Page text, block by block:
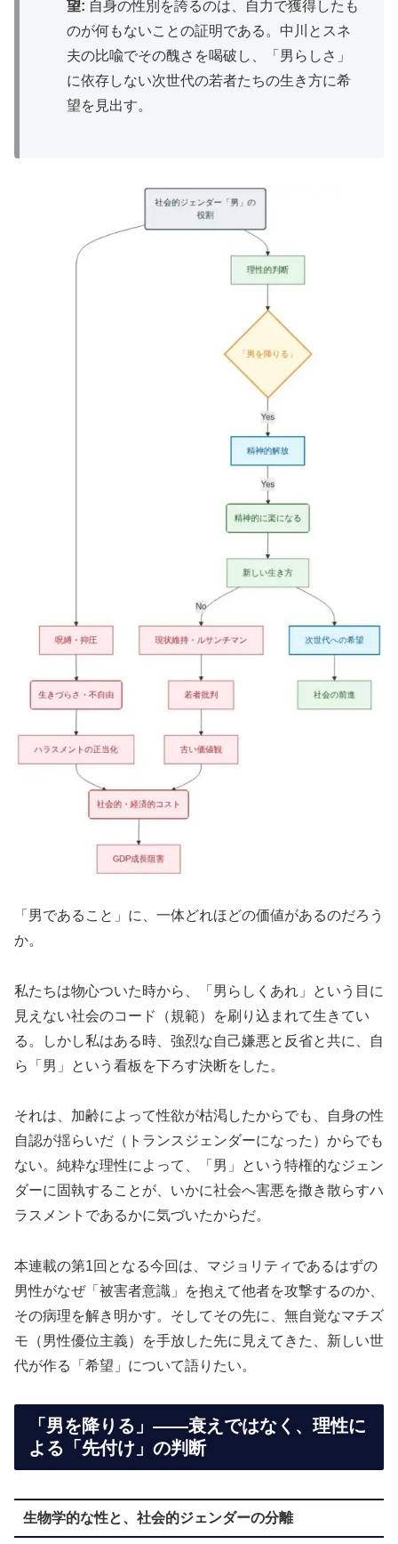
望: 自身の性別を誇るのは、自力で獲得したも
のが何もないことの証明である。中川とスネ
夫の比喩でその醜さを喝破し、「男らしさ」
に依存しない次世代の若者たちの生き方に希
望を見出す。
「男であること」に、一体どれほどの価値があるのだろう
か。
私たちは物心ついた時から、「男らしくあれ」という目に
見えない社会のコード（規範）を刷り込まれて生きてい
る。しかし私はある時、強烈な自己嫌悪と反省と共に、自
ら「男」という看板を下ろす決断をした。
それは、加齢によって性欲が枯渇したからでも、自身の性
自認が揺らいだ（トランスジェンダーになった）からでも
ない。純粋な理性によって、「男」という特権的なジェン
ダーに固執することが、いかに社会へ害悪を撒き散らすハ
ラスメントであるかに気づいたからだ。
本連載の第1回となる今回は、マジョリティであるはずの
男性がなぜ「被害者意識」を抱えて他者を攻撃するのか、
その病理を解き明かす。そしてその先に、無自覚なマチズ
モ（男性優位主義）を手放した先に見えてきた、新しい世
代が作る「希望」について語りたい。
「男を降りる」——衰えではなく、理性に
よる「先付け」の判断
生物学的な性と、社会的ジェンダーの分離